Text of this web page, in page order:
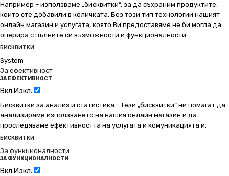
Например – използваме „бисквитки“, за да съхраним продуктите,
които сте добавили в количката. Без този тип технологии нашият
онлайн магазин и услугата, която Ви предоставяме не би могла да
оперира с пълните си възможности и функционалности.
БИСКВИТКИ
System
За ефективност
ЗА ЕФЕКТИВНОСТ
Вкл.Изкл.
Бисквитки за анализ и статистика - Тези „бисквитки“ ни помагат да
анализираме използването на нашия онлайн магазин и да
проследяваме ефективността на услугата и комуникацията й.
БИСКВИТКИ
За функционалности
ЗА ФУНКЦИОНАЛНОСТИ
Вкл.Изкл.